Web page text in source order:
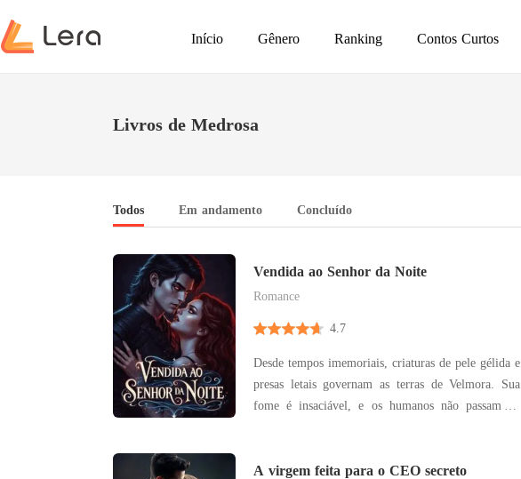
Início Gênero Ranking Contos Curtos
Livros de Medrosa
Todos Em andamento Concluído
Vendida ao Senhor da Noite
Romance
4.7
Desde tempos imemoriais, criaturas de pele gélida e
presas letais governam as terras de Velmora. Sua
fome é insaciável, e os humanos não passam de
privadas de seus nomes e entregues aos seus donos.
A virgem feita para o CEO secreto